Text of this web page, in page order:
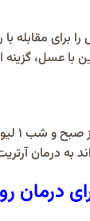
برای
عسل، گزینه
به درمان
درمان